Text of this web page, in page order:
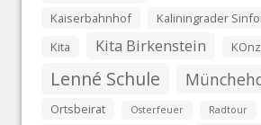
Kaiserbahnhof
Kaliningrader
Kita
Kita Birkenstein
Lenné Schule
Ortsbeirat Osterfeuer Radtour